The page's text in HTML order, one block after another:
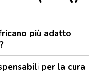
più adatto
per la cura